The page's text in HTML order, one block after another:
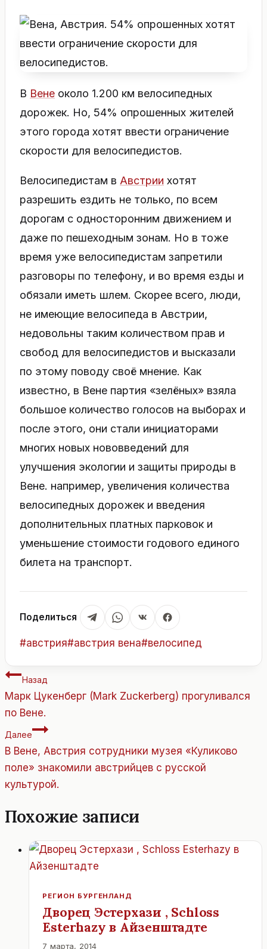
В Вене около 1.200 км велосипедных
дорожек. Но, 54% опрошенных жителей
этого города хотят ввести ограничение
скорости для велосипедистов.
Велосипедистам в Австрии хотят
разрешить ездить не только, по всем
дорогам с односторонним движением и
даже по пешеходным зонам. Но в тоже
время уже велосипедистам запретили
разговоры по телефону, и во время езды и
обязали иметь шлем. Скорее всего, люди,
не имеющие велосипеда в Австрии,
недовольны таким количеством прав и
свобод для велосипедистов и высказали
по этому поводу своё мнение. Как
известно, в Вене партия «зелёных» взяла
большое количество голосов на выборах и
после этого, они стали инициаторами
многих новых нововведений для
улучшения экологии и защиты природы в
Вене. например, увеличения количества
велосипедных дорожек и введения
дополнительных платных парковок и
уменьшение стоимости годового единого
билета на транспорт.
Поделиться
Метки
#австрия#австрия вена#велосипед
Навигация
по
записям
Назад
Марк Цукенберг (Mark Zuckerberg) прогуливался
по Вене.
Далее
В Вене, Австрия сотрудники музея «Куликово
поле» знакомили австрийцев с русской
культурой.
Похожие записи
РЕГИОН БУРГЕНЛАНД
Дворец Эстерхази , Schloss
Esterhazy в Айзенштадте
7 марта, 2014